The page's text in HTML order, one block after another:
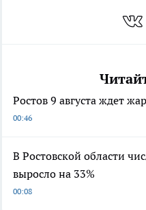
Ростов 9 августа ждет
00:46
В Ростовской области
выросло на 33%
00:08